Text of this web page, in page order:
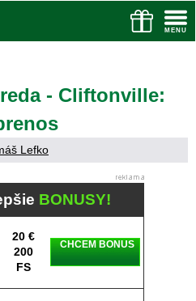
- Cliftonville:
Lefko
BONUSY!
20 €
200
FS
CHCEM BONUS